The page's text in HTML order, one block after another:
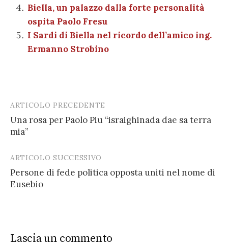
Biella, un palazzo dalla forte personalità
ospita Paolo Fresu
I Sardi di Biella nel ricordo dell’amico ing.
Ermanno Strobino
Post
navigation
ARTICOLO PRECEDENTE
Una rosa per Paolo Piu “israighinada dae sa terra
mia”
ARTICOLO SUCCESSIVO
Persone di fede politica opposta uniti nel nome di
Eusebio
Lascia un commento